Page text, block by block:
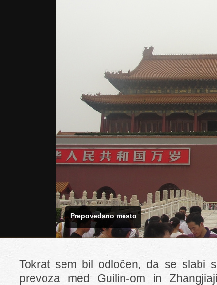
Prepovedano mesto
Tokrat sem bil odločen, da se slabi
prevoza med Guilin-om in